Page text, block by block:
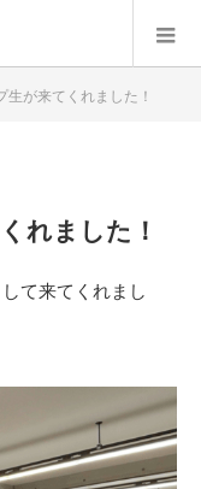
生が来てくれました！
れました！
て来てくれまし